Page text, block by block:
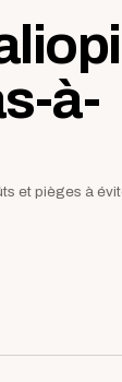
à-
et pièges à